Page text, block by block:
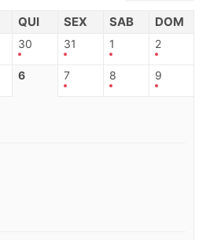
QUI SEX SAB DOM
30 31 1 2
6 7 8 9